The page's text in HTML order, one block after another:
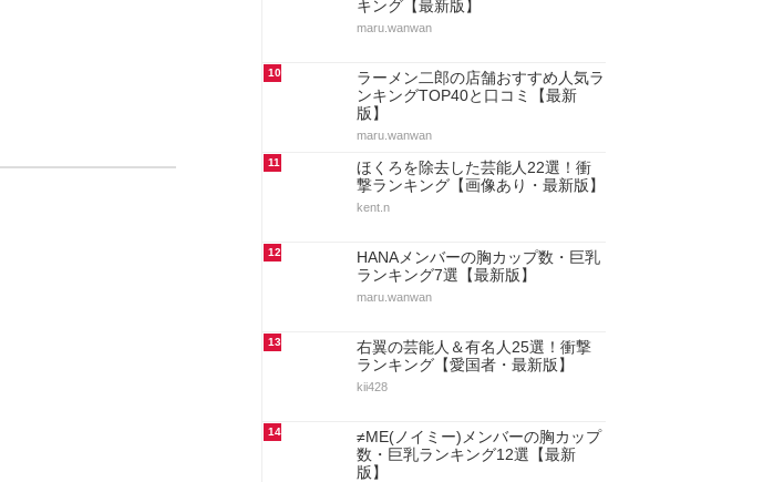
キング【最新版】
maru.wanwan
10
ラーメン二郎の店舗おすすめ人気ラ
ンキングTOP40と口コミ【最新
版】
maru.wanwan
11
ほくろを除去した芸能人22選！衝
撃ランキング【画像あり・最新版】
kent.n
12
HANAメンバーの胸カップ数・巨乳
ランキング7選【最新版】
maru.wanwan
13
右翼の芸能人＆有名人25選！衝撃
ランキング【愛国者・最新版】
kii428
14
≠ME(ノイミー)メンバーの胸カップ
数・巨乳ランキング12選【最新
版】